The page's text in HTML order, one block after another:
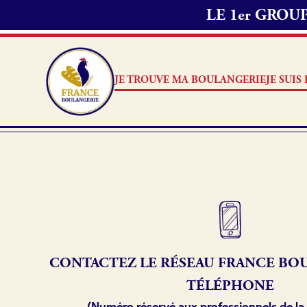
LE 1er
JE TROUVE MA BOULANGERIEJE SUIS
Je suis boulanger
Je découvre France
Pourquoi adhérer à France
Je référence ma boulangerie
CONTACTEZ LE RÉSEAUFRANCE
TÉLÉPHONE